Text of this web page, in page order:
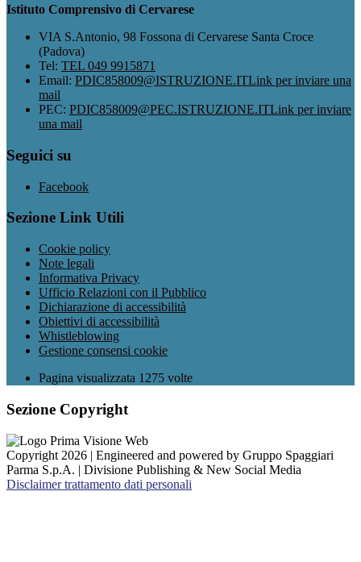
Istituto Comprensivo di Cervarese
VIA S.Antonio, 98 Fossona di Cervarese Santa Croce
(Padova)
Tel: TEL 049 9915871
Email: PDIC858009@ISTRUZIONE.ITLink per inviare una
mail
PEC: PDIC858009@PEC.ISTRUZIONE.ITLink per inviare
una mail
Seguici su
Facebook
Sezione Link Utili
Cookie policy
Note legali
Informativa Privacy
Ufficio Relazioni con il Pubblico
Dichiarazione di accessibilità
Obiettivi di accessibilità
Whistleblowing
Gestione consensi cookie
Pagina visualizzata 1275 volte
Sezione Copyright
Copyright 2026 | Engineered and powered by Gruppo Spaggiari
Parma S.p.A. | Divisione Publishing & New Social Media
Disclaimer trattamento dati personali